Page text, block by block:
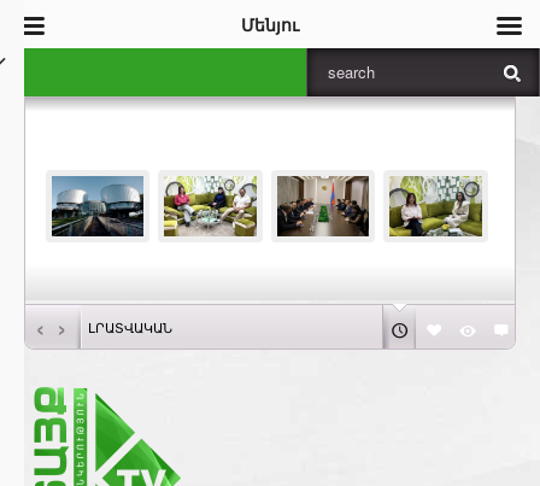
‹ › ԼՐԱՏՎԱԿԱՆ
Մենյու